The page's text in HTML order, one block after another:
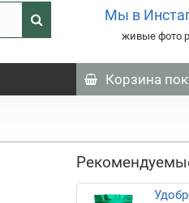
Мы в
живые фото
Корзина